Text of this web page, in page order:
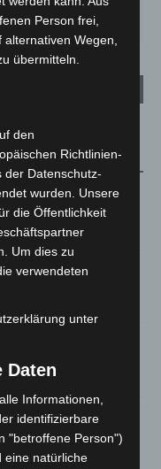
DI.
23°
MI.
20
nach
in Niedersachsen
schnell
starten beim
Person frei,
alternativen Wegen,
übermitteln.
den
Richtlinien-
der Datenschutz-
wurden. Unsere
die Öffentlichkeit
Um dies zu
verwendeten
unter
Daten
Informationen,
identifizierbare
"betroffene Person")
eine natürliche